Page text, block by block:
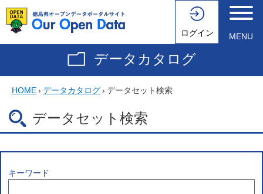
ログイン MENU
データカタログ
HOME› データカタログ› データセット検索
データセット検索
キーワード